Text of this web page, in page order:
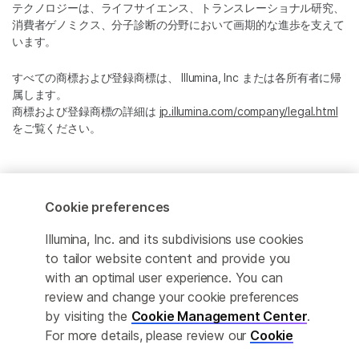
このページは機械翻訳を利用しております。なるべく正確な翻訳を
提供するために合理的な努力をしていますが、完全に正確な翻訳と
は限りませんので、あらかじめご了承ください。公式なコンテンツ
テクノロジーは、ライフサイエンス、トランスレーショナル研究、
消費者ゲノミクス、分子診断の分野において画期的な進歩を支えて
います。
すべての商標および登録商標は、 Illumina, Inc または各所有者に帰
属します。
商標および登録商標の詳細は jp.illumina.com/company/legal.html
をご覧ください。
プライバシーポリシ
© 2026 Illumina, Inc. All rights reserved.
Cookie preferences
Illumina, Inc. and its subdivisions use cookies
to tailor website content and provide you
with an optimal user experience. You can
review and change your cookie preferences
by visiting the Cookie Management Center.
For more details, please review our Cookie